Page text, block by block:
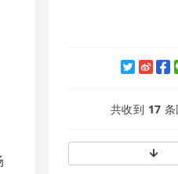
共收到 17 条